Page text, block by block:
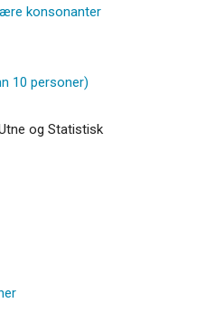
konsonanter
10 personer)
og Statistisk